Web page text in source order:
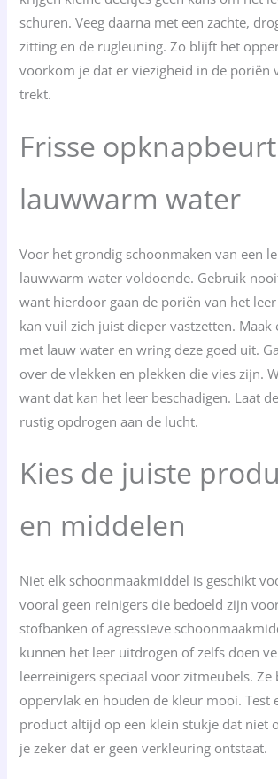
schuren. Veeg daarna met een zachte,
zitting en de rugleuning. Zo blijft het
voorkom je dat er viezigheid in de poriën
trekt.
Frisse
lauwwarm water
Voor het grondig schoonmaken van een
lauwwarm water voldoende. Gebruik
want hierdoor gaan de poriën van het
kan vuil zich juist dieper vastzetten. Maak
met lauw water en wring deze goed uit.
over de vlekken en plekken die vies zijn.
want dat kan het leer beschadigen. Laat
rustig opdrogen aan de lucht.
Kies de juiste
en middelen
Niet elk schoonmaakmiddel is geschikt
vooral geen reinigers die bedoeld zijn
stofbanken of agressieve
kunnen het leer uitdrogen of zelfs doen
leerreinigers speciaal voor zitmeubels. Ze
oppervlak en houden de kleur mooi. Test
product altijd op een klein stukje dat niet
je zeker dat er geen verkleuring ontstaat.